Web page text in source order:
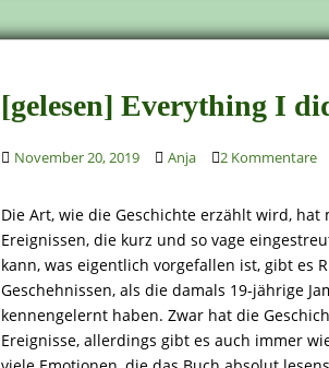
[gelesen] Everything I
November 20, 2019 Anja 2 Kommentare
Die Art, wie die Geschichte erzählt wird,
Ereignissen, die kurz und so vage
kann, was eigentlich vorgefallen ist, gibt es
Geschehnissen, als die damals 19-jährige
kennengelernt haben. Zwar hat die
Ereignisse, allerdings gibt es auch immer